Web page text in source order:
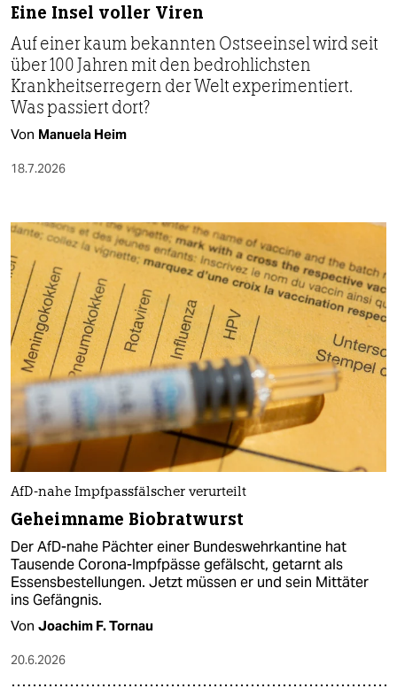
Eine Insel voller Viren
Auf einer kaum bekannten Ostseeinsel wird seit
über 100 Jahren mit den bedrohlichsten
Krankheitserregern der Welt experimentiert.
Was passiert dort?
Von Manuela Heim
18.7.2026
AfD-nahe Impfpassfälscher verurteilt
Geheimname Biobratwurst
Der AfD-nahe Pächter einer Bundeswehrkantine hat
Tausende Corona-Impfpässe gefälscht, getarnt als
Essensbestellungen. Jetzt müssen er und sein Mittäter
ins Gefängnis.
Von Joachim F. Tornau
20.6.2026